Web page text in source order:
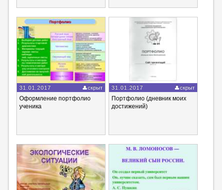
31.01.2017 скрыт
Оформление портфолио
ученика
31.01.2017 скрыт
Портфолио (дневник моих
достижений)